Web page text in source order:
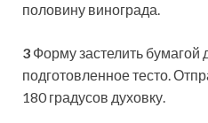
половину винограда.
3 Форму застелить бумагой
подготовленное тесто.
180 градусов духовку.